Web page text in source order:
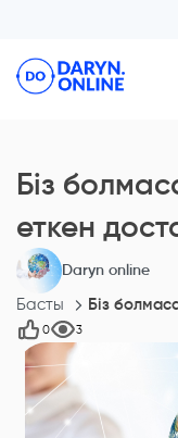
Біз
еткен
Daryn online
Басты Біз
0 3